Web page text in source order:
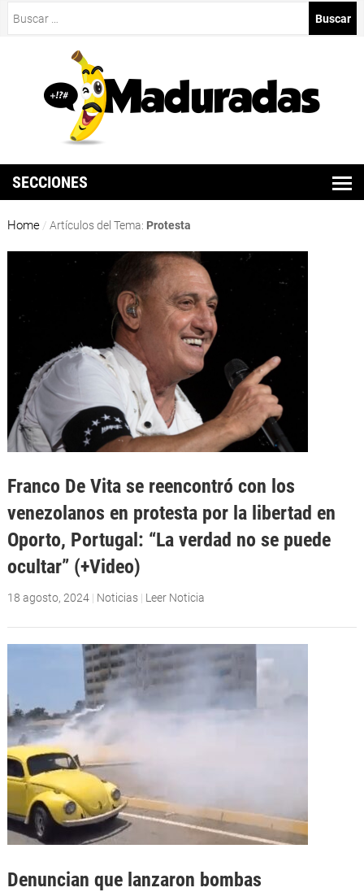
SECCIONES
Home / Artículos del Tema: Protesta
Franco De Vita se reencontró con los
venezolanos en protesta por la libertad en
Oporto, Portugal: “La verdad no se puede
ocultar” (+Video)
18 agosto, 2024| Noticias | Leer Noticia
Denuncian que lanzaron bombas